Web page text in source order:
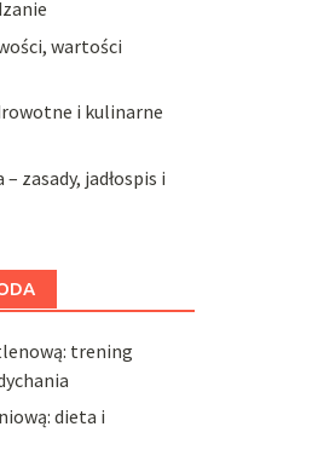
wartości
i kulinarne
zasady, jadłospis i
trening
dieta i